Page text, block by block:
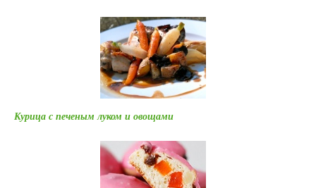
Курица с печеным луком и овощами